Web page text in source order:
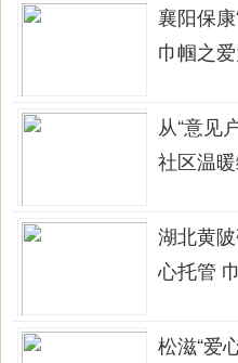
襄阳保
巾帼之
从“意见
社区温
湖北黄
心托管
松滋“爱